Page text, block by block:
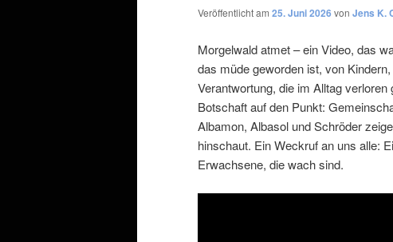
Veröffentlicht am 25. Juni 2026 von Jens K.
Morgelwald atmet – ein Video, das
das müde geworden ist, von
Verantwortung, die im Alltag
Botschaft auf den Punkt:
Albamon, Albasol und Schröder
hinschaut. Ein Weckruf an uns alle:
Erwachsene, die wach sind.